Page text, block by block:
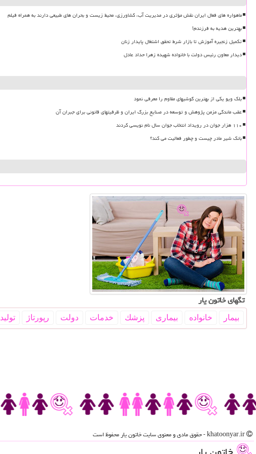
ماهواره های فعال ایران نقش مؤثری در مدیریت آب، کشاورزی، محیط زیست و بحران های طبیعی دارند به همراه فیلم
بهترین هدیه به فرزندم!
تکمیل زنجیره آموزش تا بازار شرط تحقق اشتغال پایدار زنان
دیدار معاون رئیس دولت با خانواده شهیده زهرا حداد عادل
بلک ویو یکی از بهترین گوشیهای مقاوم را معرفی نمود
عقب ماندگی مزمن پژوهش و توسعه در صنایع بزرگ ایران و ظرفیتهای قانونی برای جبران آن
۱۱۰ هزار جوان در رویداد انتخاب جوان سال نام نویسی کردند
بانک شیر مادر چیست و چطور فعالیت می کند؟
تگهای خاتون یار
بیمار خانواده بیماری پزشك خدمات دولت رپورتاژ تولید